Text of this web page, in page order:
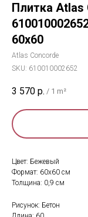
Плитка Atlas
60x60
Atlas Concorde
SKU: 610010002652
3 570 р. / 1 m²
Цвет: Бежевый
Формат: 60x60 см
Толщина: 0,9 см
Рисунок: Бетон